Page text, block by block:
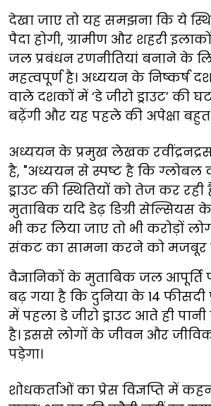
देखा जाए तो यह समझना कि ये
पैदा होगी, ग्रामीण और शहरी
जल प्रबंधन रणनीतियां बनाने के
महत्वपूर्ण है। अध्ययन के निष्कर्ष
वाले दशकों में ‘डे जीरो ड्राउट’ की
बढ़ेंगी और यह पहले की अपेक्षा बहुत
अध्ययन के प्रमुख लेखक
है, "अध्ययन से स्पष्ट है कि ग्लोबल
ड्राउट की स्थितियों को तेज कर
मुताबिक यदि डेढ़ डिग्री सेल्सियस
भी कर लिया जाए तो भी करोड़ों
संकट का सामना करने को मजबूर
वैज्ञानिकों के मुताबिक जल आपूर्ति
बढ़ गया है कि दुनिया के 14
में पहला डे जीरो ड्राउट आते ही
है। इससे लोगों के जीवन और
पड़ेगा।
शोधकर्ताओं का प्रेस विज्ञप्ति में